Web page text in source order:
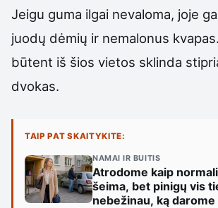
Jeigu guma ilgai nevaloma, joje
juodų dėmių ir nemalonus
būtent iš šios vietos sklinda
dvokas.
TAIP PAT SKAITYKITE:
NAMAI IR BUITIS
Atrodome kaip
šeima, bet pinigų vis
nebežinau, ką